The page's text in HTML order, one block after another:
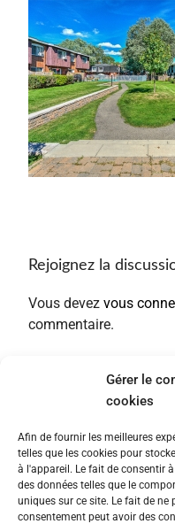
Gérer le
cookies
Afin de fournir les meilleures
telles que les cookies pour
à l'appareil. Le fait de consentir
des données telles que le
uniques sur ce site. Le fait de ne
consentement peut avoir des
Rejoignez la
Vous devez vous
commentaire.